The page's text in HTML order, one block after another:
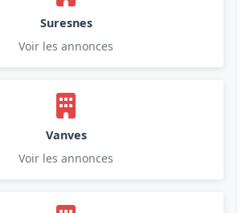
Suresnes
Voir les annonces
Vanves
Voir les annonces